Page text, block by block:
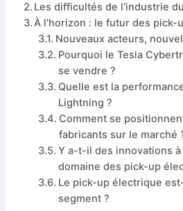
Les difficultés de l'industrie
À l'horizon : le futur des pick-
Nouveaux acteurs,
Pourquoi le Tesla
se vendre ?
Quelle est la
Lightning ?
Comment se
fabricants sur le marché
Y a-t-il des innovations
domaine des pick-up
Le pick-up électrique
segment ?